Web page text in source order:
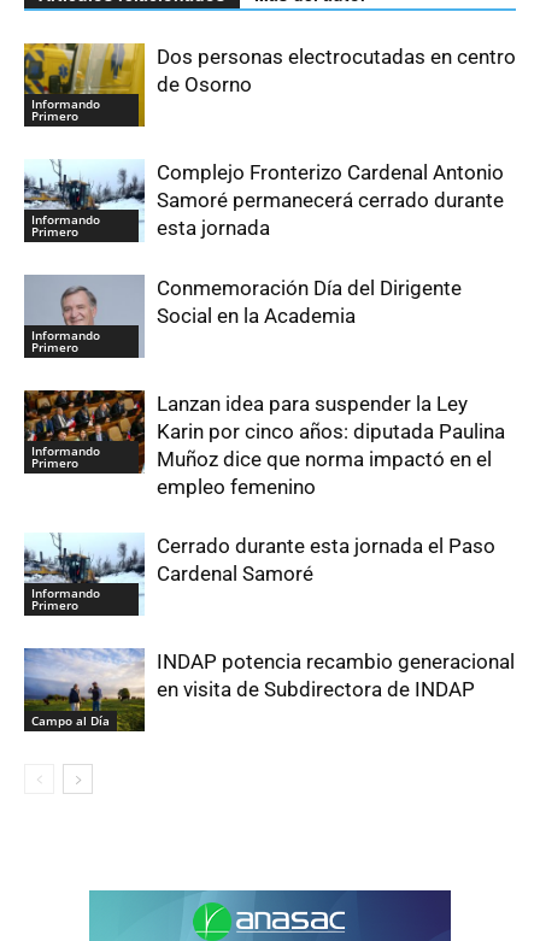
Informando
Primero
Dos personas electrocutadas en centro
de Osorno
Informando
Primero
Complejo Fronterizo Cardenal Antonio
Samoré permanecerá cerrado durante
esta jornada
Informando
Primero
Conmemoración Día del Dirigente
Social en la Academia
Informando
Primero
Lanzan idea para suspender la Ley
Karin por cinco años: diputada Paulina
Muñoz dice que norma impactó en el
empleo femenino
Informando
Primero
Cerrado durante esta jornada el Paso
Cardenal Samoré
Campo al Día
INDAP potencia recambio generacional
en visita de Subdirectora de INDAP